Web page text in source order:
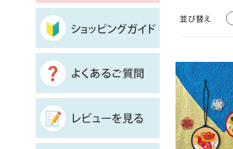
すべての商品
新着商品
診断チャート
ジャンルで選ぶ
レビューを見る
コーポレートサイト
並び替え